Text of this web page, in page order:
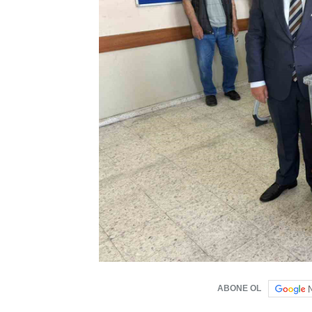
ABONE OL